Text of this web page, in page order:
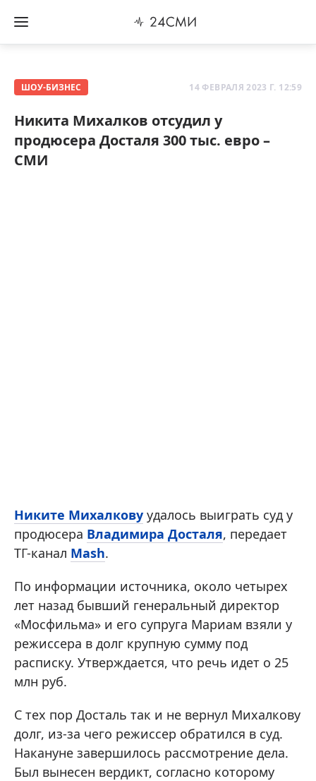
ШОУ-БИЗНЕС 14 ФЕВРАЛЯ 2023 Г. 12:59
Никита Михалков отсудил у
продюсера Досталя 300 тыс. евро –
СМИ
Никите Михалкову удалось выиграть суд у
продюсера Владимира Досталя, передает
ТГ-канал Mash.
По информации источника, около четырех
лет назад бывший генеральный директор
«Мосфильма» и его супруга Мариам взяли у
режиссера в долг крупную сумму под
расписку. Утверждается, что речь идет о 25
млн руб.
С тех пор Досталь так и не вернул Михалкову
долг, из-за чего режиссер обратился в суд.
Накануне завершилось рассмотрение дела.
Был вынесен вердикт, согласно которому